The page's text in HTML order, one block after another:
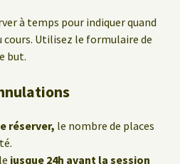
à temps pour indiquer quand
cours. Utilisez le formulaire de
but.
réserver, le nombre de places
jusque 24h avant la session